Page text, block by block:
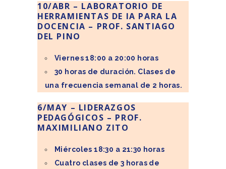
10/ABR – LABORATORIO DE
HERRAMIENTAS DE IA PARA LA
DOCENCIA – PROF. SANTIAGO
DEL PINO
Viernes 18:00 a 20:00 horas
30 horas de duración. Clases de
una frecuencia semanal de 2 horas.
6/MAY – LIDERAZGOS
PEDAGÓGICOS – PROF.
MAXIMILIANO ZITO
Miércoles 18:30 a 21:30 horas
Cuatro clases de 3 horas de